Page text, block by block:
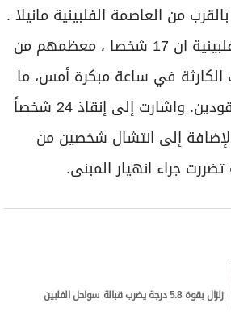
من العاصمة الفلبينية مانيلا .
وذكرت السلطات الفلبينية ان 17 شخصا ، معظمهم من
الكارثة في ساعة مبكرة أمس، ما
زالوا في عداد المفقودين. واشارت إلى إنقاذ 24 شخصاً
إلى انتشال شخصين من
جراء انهيار المبنى.
زلزال بقوة 5.8 درجة يضرب قبالة سواحل الفلبين